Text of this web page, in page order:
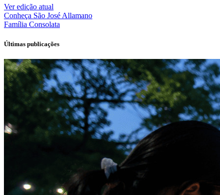
Ver edição atual
Conheça São José Allamano
Família Consolata
Últimas publicações